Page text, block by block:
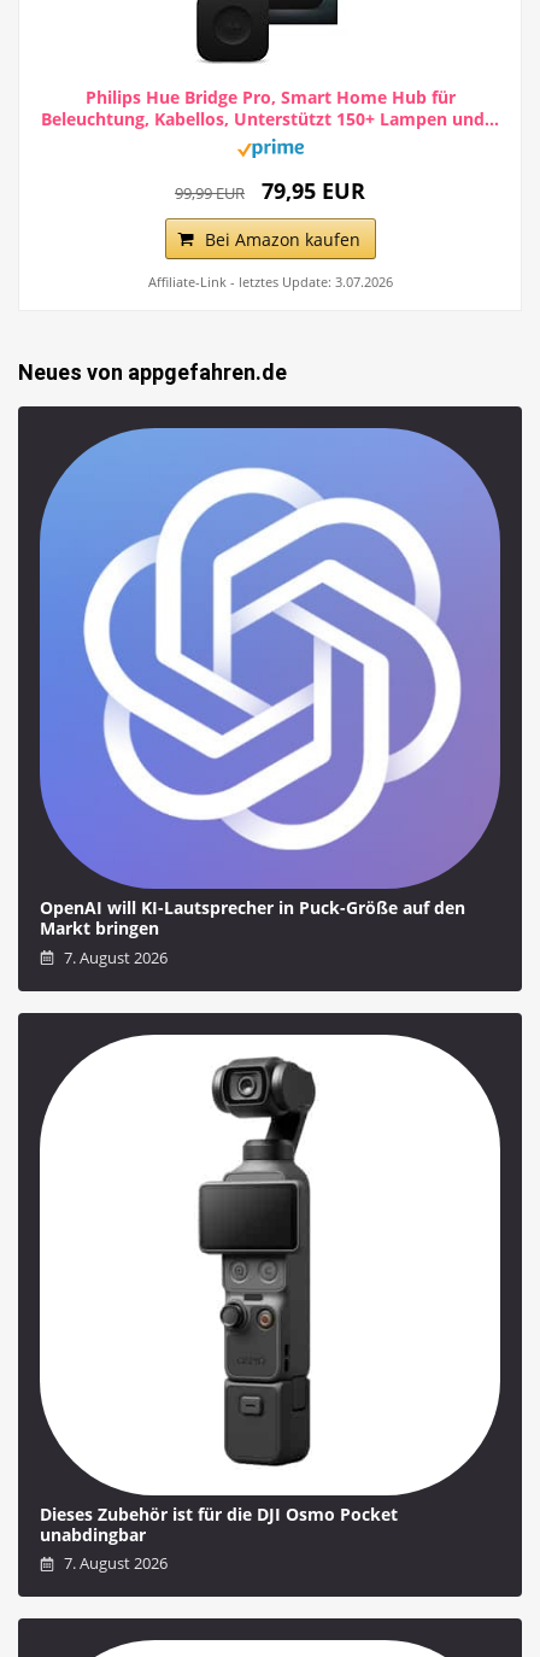
Philips Hue Bridge Pro, Smart Home Hub für
Beleuchtung, Kabellos, Unterstützt 150+ Lampen und...
99,99 EUR 79,95 EUR
Bei Amazon kaufen
Affiliate-Link - letztes Update: 3.07.2026
Neues von appgefahren.de
OpenAI will KI-Lautsprecher in Puck-Größe auf den
Markt bringen
7. August 2026
Dieses Zubehör ist für die DJI Osmo Pocket
unabdingbar
7. August 2026